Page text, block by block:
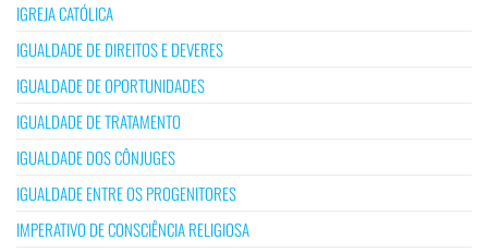
IGREJA CATÓLICA
IGUALDADE DE DIREITOS E DEVERES
IGUALDADE DE OPORTUNIDADES
IGUALDADE DE TRATAMENTO
IGUALDADE DOS CÔNJUGES
IGUALDADE ENTRE OS PROGENITORES
IMPERATIVO DE CONSCIÊNCIA RELIGIOSA